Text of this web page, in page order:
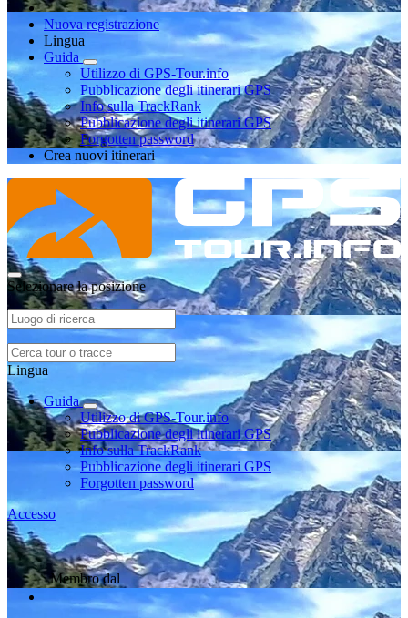
Nuova registrazione
Lingua
Guida
Utilizzo di GPS-Tour.info
Pubblicazione degli itinerari GPS
Info sulla TrackRank
Pubblicazione degli itinerari GPS
Forgotten password
Crea nuovi itinerari
Selezionare la posizione
Lingua
Guida
Utilizzo di GPS-Tour.info
Pubblicazione degli itinerari GPS
Info sulla TrackRank
Pubblicazione degli itinerari GPS
Forgotten password
Accesso
Membro dal